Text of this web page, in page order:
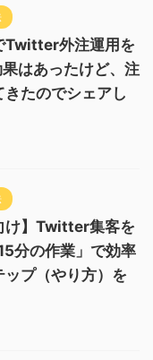
Twitter外注運用を
はあったけど、注
たのでシェアし
け】Twitter集客を
分の作業」で効率
ップ（やり方）を